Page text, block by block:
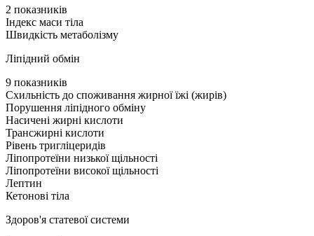
2 показників
Індекс маси тіла
Швидкість метаболізму
Ліпідний обмін
9 показників
Схильність до споживання жирної їжі (жирів)
Порушення ліпідного обміну
Насичені жирні кислоти
Трансжирні кислоти
Рівень тригліцеридів
Ліпопротеїни низької щільності
Ліпопротеїни високої щільності
Лептин
Кетонові тіла
Здоров'я статевої системи